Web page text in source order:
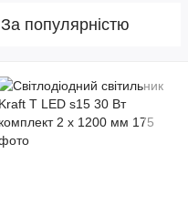
За популярністю